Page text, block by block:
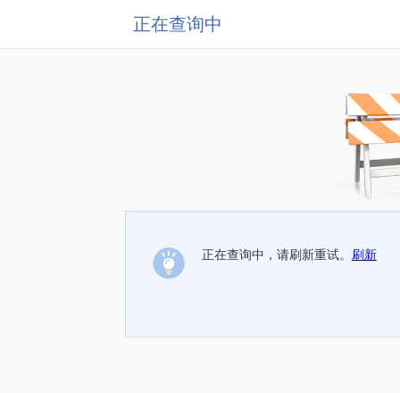
正在查询中
正在查询中，请刷新重试。 刷新